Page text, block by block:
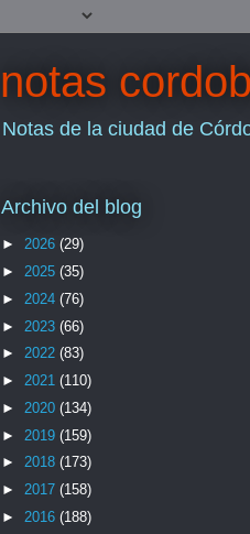
notas
Notas de la ciudad de
Archivo del blog
► 2026 (29)
► 2025 (35)
► 2024 (76)
► 2023 (66)
► 2022 (83)
► 2021 (110)
► 2020 (134)
► 2019 (159)
► 2018 (173)
► 2017 (158)
► 2016 (188)